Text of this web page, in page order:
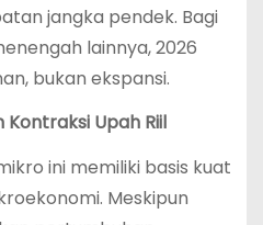
jangka pendek. Bagi
lainnya, 2026
bukan ekspansi.
Upah Riil
ini memiliki basis kuat
Meskipun